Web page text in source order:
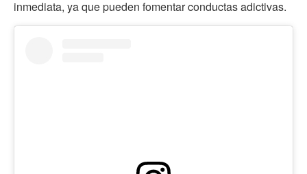
inmediata, ya que pueden fomentar conductas adictivas.